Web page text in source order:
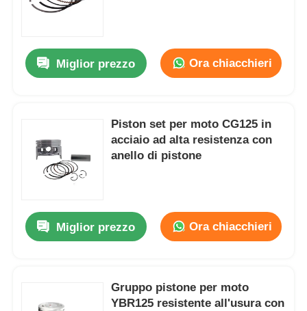
Miglior prezzo Ora chiacchieri
Piston set per moto CG125 in
acciaio ad alta resistenza con
anello di pistone
Miglior prezzo Ora chiacchieri
Gruppo pistone per moto
YBR125 resistente all'usura con